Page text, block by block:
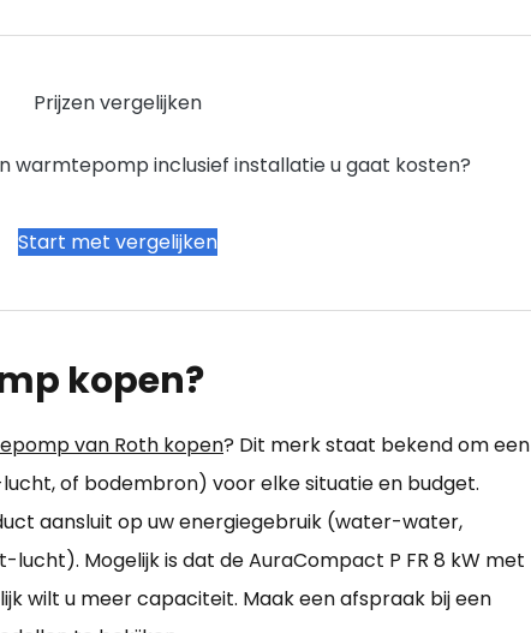
Prijzen vergelijken
warmtepomp inclusief installatie u gaat kosten?
Start met vergelijken
kopen?
van Roth kopen? Dit merk staat bekend om een
of bodembron) voor elke situatie en budget.
aansluit op uw energiegebruik (water-water,
Mogelijk is dat de AuraCompact P FR 8 kW met
wilt u meer capaciteit. Maak een afspraak bij een